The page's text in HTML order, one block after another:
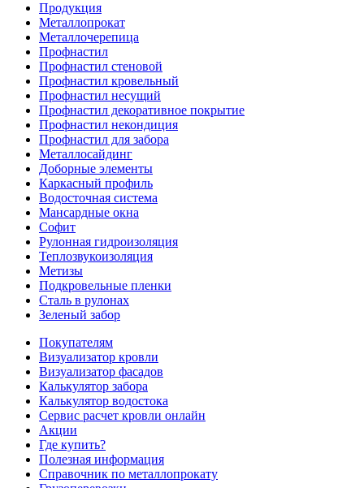
Продукция
Металлопрокат
Металлочерепица
Профнастил
Профнастил стеновой
Профнастил кровельный
Профнастил несущий
Профнастил декоративное покрытие
Профнастил некондиция
Профнастил для забора
Металлосайдинг
Доборные элементы
Каркасный профиль
Водосточная система
Мансардные окна
Софит
Рулонная гидроизоляция
Теплозвукоизоляция
Метизы
Подкровельные пленки
Сталь в рулонах
Зеленый забор
Покупателям
Визуализатор кровли
Визуализатор фасадов
Калькулятор забора
Калькулятор водостока
Сервис расчет кровли онлайн
Акции
Где купить?
Полезная информация
Справочник по металлопрокату